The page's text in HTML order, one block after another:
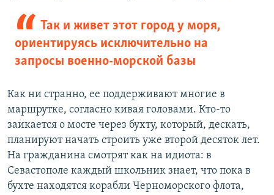
Так и живет этот город у моря,
ориентируясь исключительно на
запросы военно-морской базы
Как ни странно, ее поддерживают многие в
маршрутке, согласно кивая головами. Кто-то
заикается о мосте через бухту, который, дескать,
планируют начать строить уже второй десяток лет.
На гражданина смотрят как на идиота: в
Севастополе каждый школьник знает, что пока в
бухте находятся корабли Черноморского флота,